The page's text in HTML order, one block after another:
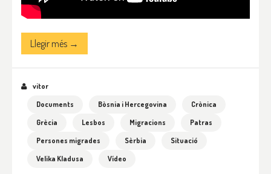
Llegir més →
vitor
Documents
Bòsnia i Hercegovina
Crònica
Grècia
Lesbos Migracions
Patras
Persones migrades
Sèrbia
Situació
Velika Kladusa
Vídeo